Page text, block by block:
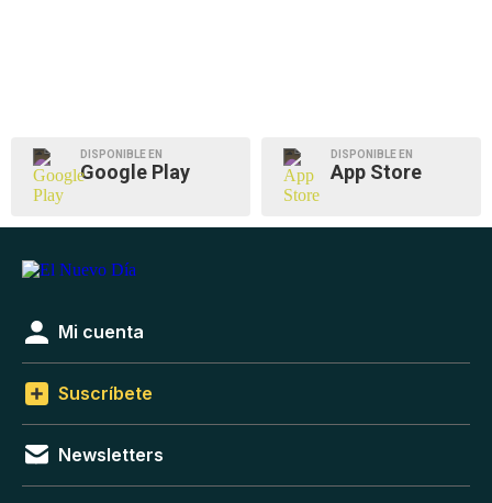
DISPONIBLE EN
Google Play
DISPONIBLE EN
App Store
Mi cuenta
Suscríbete
Newsletters